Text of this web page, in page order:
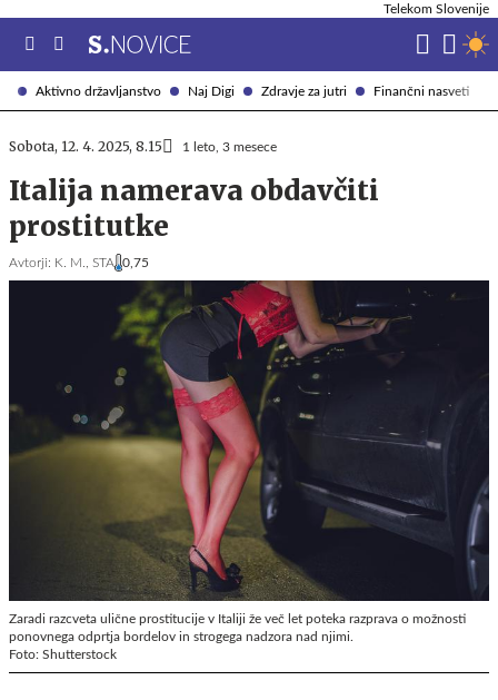
Aktivno državljanstvo Naj Digi Zdravje za jutri Finančni nasveti
Telekom Slovenije
Sobota, 12. 4. 2025, 8.15 1 leto, 3 mesece
Italija namerava obdavčiti
prostitutke
Avtorji: K. M., STA 0,75
Zaradi razcveta ulične prostitucije v Italiji že več let poteka razprava o možnosti
ponovnega odprtja bordelov in strogega nadzora nad njimi.
Foto: Shutterstock